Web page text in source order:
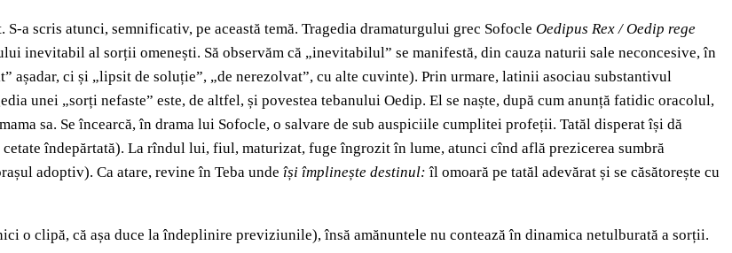
scris atunci, semnificativ, pe această temă. Tragedia dramaturgului grec Sofocle Oedipus Rex / Oedip rege
inevitabil al sorții omenești. Să observăm că „inevitabilul” se manifestă, din cauza naturii sale neconcesive, în
așadar, ci și „lipsit de soluție”, „de nerezolvat”, cu alte cuvinte). Prin urmare, latinii asociau substantivul
unei „sorți nefaste” este, de altfel, și povestea tebanului Oedip. El se naște, după cum anunță fatidic oracolul,
sa. Se încearcă, în drama lui Sofocle, o salvare de sub auspiciile cumplitei profeții. Tatăl disperat își dă
îndepărtată). La rîndul lui, fiul, maturizat, fuge îngrozit în lume, atunci cînd află prezicerea sumbră
adoptiv). Ca atare, revine în Teba unde își împlinește destinul: îl omoară pe tatăl adevărat și se căsătorește cu
o clipă, că așa duce la îndeplinire previziunile), însă amănuntele nu contează în dinamica netulburată a sorții.